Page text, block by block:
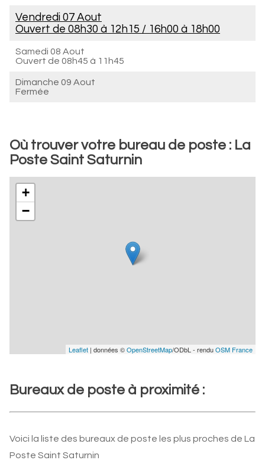
Vendredi 07 Aout
Ouvert de 08h30 à 12h15 / 16h00 à 18h00
Samedi 08 Aout
Ouvert de 08h45 à 11h45
Dimanche 09 Aout
Fermée
Où trouver votre bureau de poste : La
Poste Saint Saturnin
+
−
Leaflet | données ©OpenStreetMap/ODbL - renduOSM France
Bureaux de poste à proximité :
Voici la liste des bureaux de poste les plus proches de La
Poste Saint Saturnin